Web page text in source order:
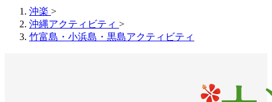
沖楽 >
沖縄アクティビティ >
竹富島・小浜島・黒島アクティビティ